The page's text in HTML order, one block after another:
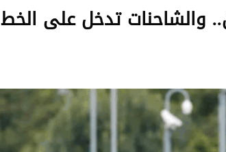
والشاحنات تدخل على الخط